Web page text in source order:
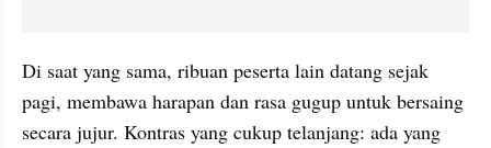
Di saat yang sama, ribuan peserta lain datang sejak
pagi, membawa harapan dan rasa gugup untuk bersaing
secara jujur. Kontras yang cukup telanjang: ada yang